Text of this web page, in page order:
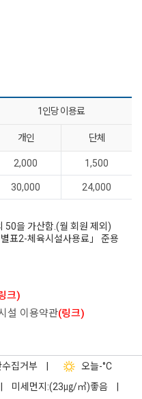
1인당 이용료
개인 단체
2,000 1,500
30,000 24,000
50을 가산함.(월 회원 제외)
표2-체육시설사용료」 준용
크)
설 이용약관(링크)
집거부 오늘-°C
미세먼지:(23㎍/㎥)좋음